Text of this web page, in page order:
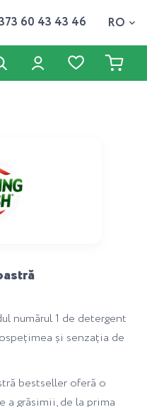
60 43 43 46 RO
numărul 1 de detergent
și senzația de
bestseller oferă o
a grăsimii, de la prima